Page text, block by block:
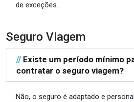
de exceções.
Seguro Viagem
// Existe um período mínimo
contratar o seguro viagem?
Não, o seguro é adaptado e